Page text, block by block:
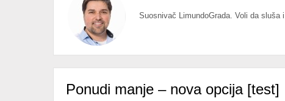
Suosnivač LimundoGrada. Voli da
Ponudi manje – nova opcija [test]